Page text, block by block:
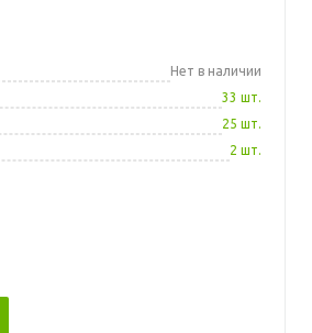
Нет в наличии
33 шт.
25 шт.
2 шт.